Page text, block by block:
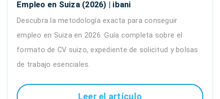
Empleo en Suiza (2026) | ibani
Descubra la metodología exacta para conseguir
empleo en Suiza en 2026. Guía completa sobre el
formato de CV suizo, expediente de solicitud y bolsas
de trabajo esenciales.
Leer el artículo